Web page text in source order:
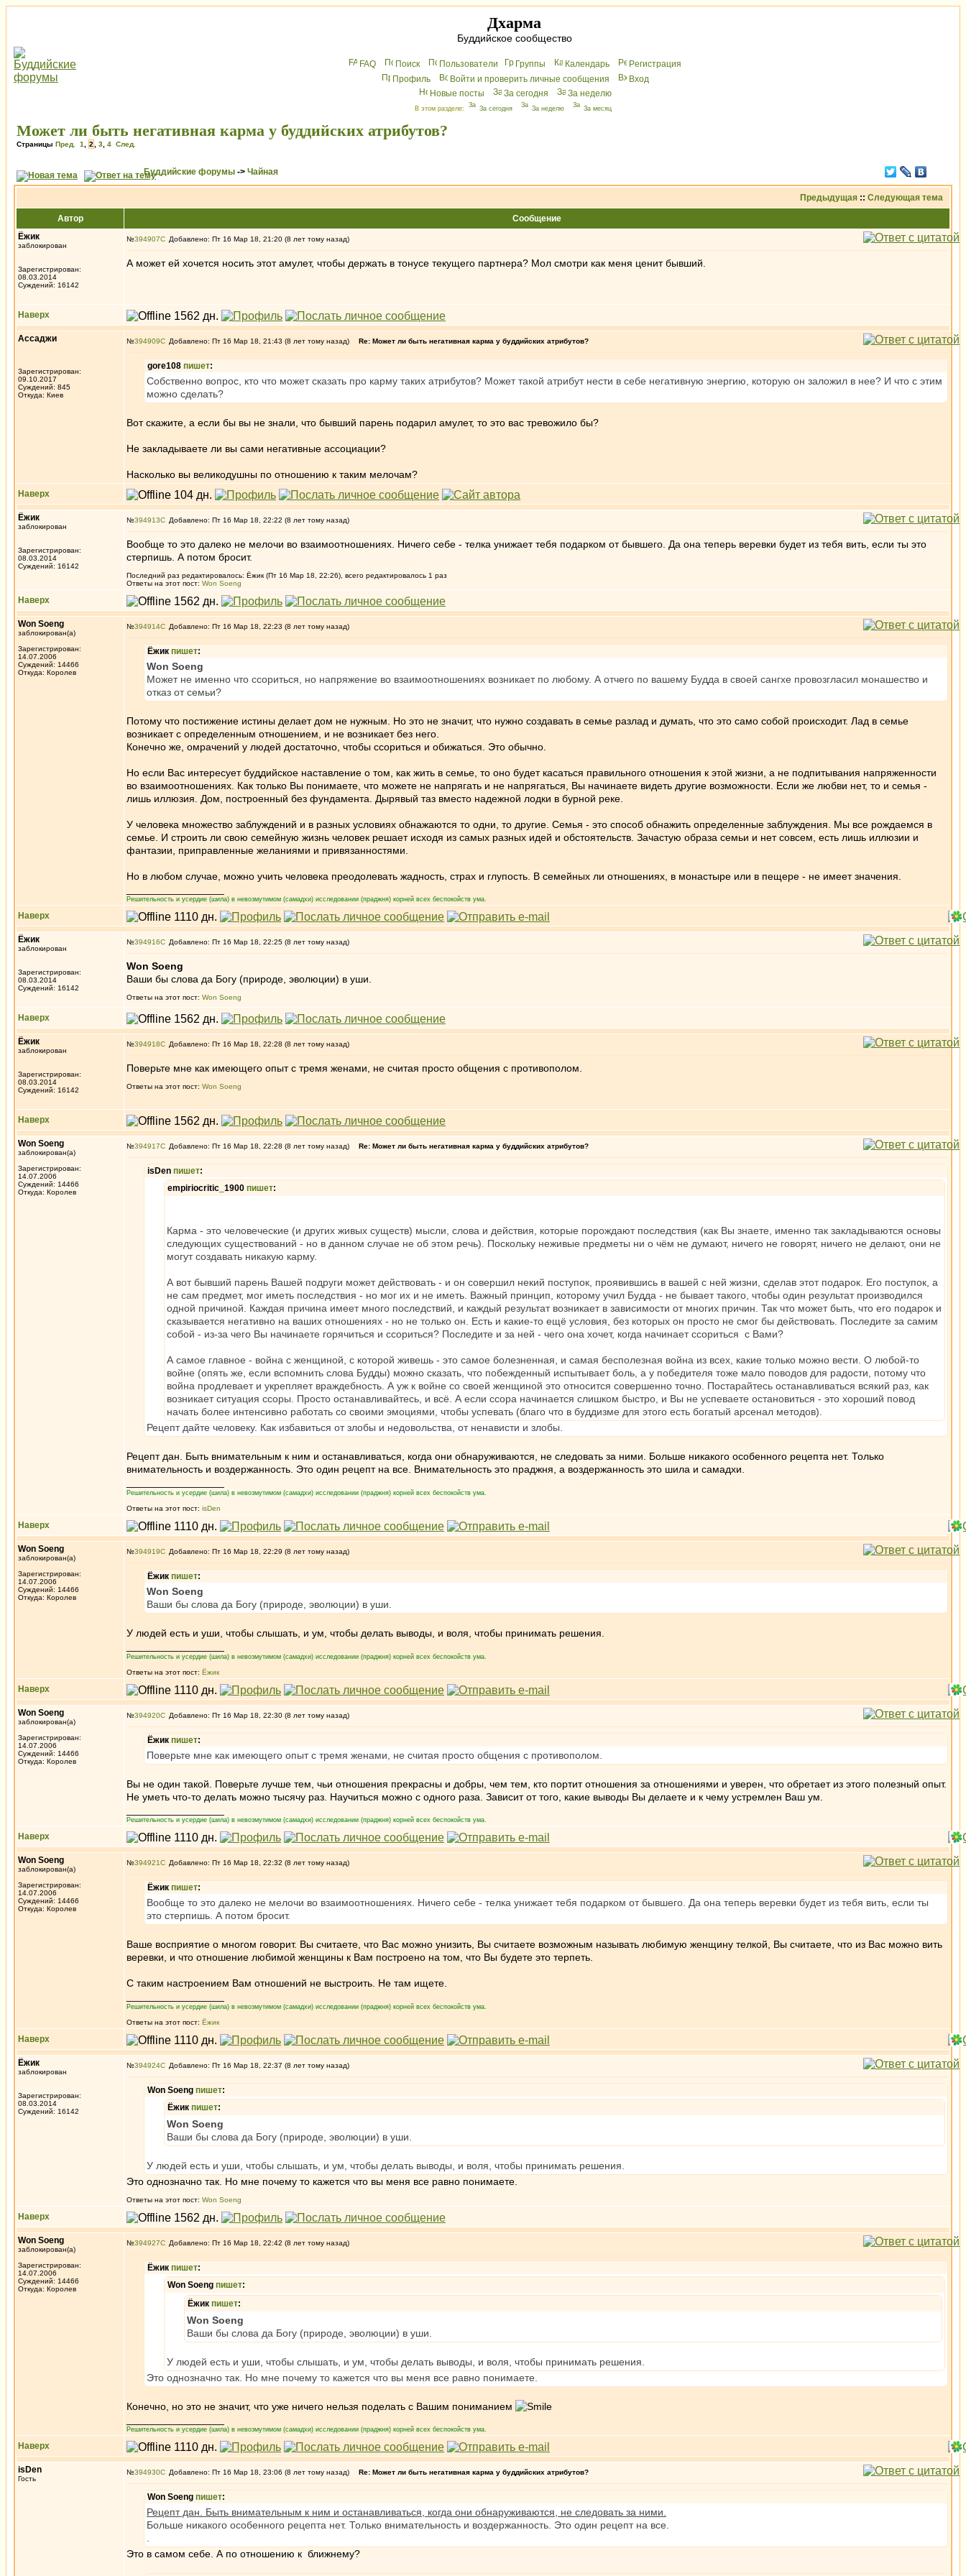
Дхарма
Буддийское сообщество
FAQ Поиск Пользователи Группы Календарь
Peгиcтрaция
Профиль
Войти и проверить личные сообщения
Вхoд
Новые посты
За сегодня За неделю
В этом разделе: За сегодня За неделю За месяц
Может ли быть негативная карма у буддийских атрибутов?
Страницы Пред. 1 2 3 4 След.
Буддийские форумы -> Чайная
Предыдущая :: Следующая тема
Автор
Сообщение
Ёжик
заблокирован
Зарегистрирован:
08.03.2014
Суждений: 16142
№394907 Добавлено: Пт 16 Мар 18, 21:20 (8 лет тому назад)
А может ей хочется носить этот амулет, чтобы держать в тонусе текущего партнера? Мол смотри как меня ценит бывший.
Наверх
Ассаджи
Зарегистрирован:
09.10.2017
Суждений: 845
Откуда: Киев
№394909 Добавлено: Пт 16 Мар 18, 21:43 (8 лет тому назад) Re: Может ли быть негативная карма у буддийских атрибутов?
gore108 пишет:
Собственно вопрос, кто что может сказать про карму таких атрибутов? Может такой атрибут нести в себе негативную энергию, которую он заложил в нее? И что с этим
можно сделать?
Вот скажите, а если бы вы не знали, что бывший парень подарил амулет, то это вас тревожило бы?
Не закладываете ли вы сами негативные ассоциации?
Насколько вы великодушны по отношению к таким мелочам?
Наверх
Ёжик
заблокирован
Зарегистрирован:
08.03.2014
Суждений: 16142
№394913 Добавлено: Пт 16 Мар 18, 22:22 (8 лет тому назад)
Вообще то это далеко не мелочи во взаимоотношениях. Ничего себе - телка унижает тебя подарком от бывшего. Да она теперь веревки будет из тебя вить, если ты это
стерпишь. А потом бросит.
Последний раз редактировалось: Ёжик (Пт 16 Мар 18, 22:26), всего редактировалось 1 раз
Ответы на этот пост: Won Soeng
Наверх
Won Soeng
заблокирован(а)
Зарегистрирован:
14.07.2006
Суждений: 14466
Откуда: Королев
№394914 Добавлено: Пт 16 Мар 18, 22:23 (8 лет тому назад)
Ёжик пишет:
Won Soeng
Может не именно что ссориться, но напряжение во взаимоотношениях возникает по любому. А отчего по вашему Будда в своей сангхе провозгласил монашество и
отказ от семьи?
Потому что постижение истины делает дом не нужным. Но это не значит, что нужно создавать в семье разлад и думать, что это само собой происходит. Лад в семье
возникает с определенным отношением, и не возникает без него.
Конечно же, омрачений у людей достаточно, чтобы ссориться и обижаться. Это обычно.
Но если Вас интересует буддийское наставление о том, как жить в семье, то оно будет касаться правильного отношения к этой жизни, а не подпитывания напряженности
во взаимоотношениях. Как только Вы понимаете, что можете не напрягать и не напрягаться, Вы начинаете видеть другие возможности. Если же любви нет, то и семья -
лишь иллюзия. Дом, построенный без фундамента. Дырявый таз вместо надежной лодки в бурной реке.
У человека множество заблуждений и в разных условиях обнажаются то одни, то другие. Семья - это способ обнажить определенные заблуждения. Мы все рождаемся в
семье. И строить ли свою семейную жизнь человек решает исходя из самых разных идей и обстоятельств. Зачастую образа семьи и нет совсем, есть лишь иллюзии и
фантазии, приправленные желаниями и привязанностями.
Но в любом случае, можно учить человека преодолевать жадность, страх и глупость. В семейных ли отношениях, в монастыре или в пещере - не имеет значения.
Решительность и усердие (шила) в невозмутимом (самадхи) исследовании (праджня) корней всех беспокойств ума.
Наверх
Ёжик
заблокирован
Зарегистрирован:
08.03.2014
Суждений: 16142
№394916 Добавлено: Пт 16 Мар 18, 22:25 (8 лет тому назад)
Won Soeng
Ваши бы слова да Богу (природе, эволюции) в уши.
Ответы на этот пост: Won Soeng
Наверх
Ёжик
заблокирован
Зарегистрирован:
08.03.2014
Суждений: 16142
№394918 Добавлено: Пт 16 Мар 18, 22:28 (8 лет тому назад)
Поверьте мне как имеющего опыт с тремя женами, не считая просто общения с противополом.
Ответы на этот пост: Won Soeng
Наверх
Won Soeng
заблокирован(а)
Зарегистрирован:
14.07.2006
Суждений: 14466
Откуда: Королев
№394917 Добавлено: Пт 16 Мар 18, 22:28 (8 лет тому назад) Re: Может ли быть негативная карма у буддийских атрибутов?
isDen пишет:
empiriocritic_1900 пишет:
Карма - это человеческие (и других живых существ) мысли, слова и действия, которые порождают последствия (как Вы знаете, именно так закладываются основы
следующих существований - но в данном случае не об этом речь). Поскольку неживые предметы ни о чём не думают, ничего не говорят, ничего не делают, они не
могут создавать никакую карму.
А вот бывший парень Вашей подруги может действовать - и он совершил некий поступок, проявившись в вашей с ней жизни, сделав этот подарок. Его поступок, а
не сам предмет, мог иметь последствия - но мог их и не иметь. Важный принцип, которому учил Будда - не бывает такого, чтобы один результат производился
одной причиной. Каждая причина имеет много последствий, и каждый результат возникает в зависимости от многих причин. Так что может быть, что его подарок и
сказывается негативно на ваших отношениях - но не только он. Есть и какие-то ещё условия, без которых он просто не смог бы действовать. Последите за самим
собой - из-за чего Вы начинаете горячиться и ссориться? Последите и за ней - чего она хочет, когда начинает ссориться с Вами?
А самое главное - война с женщиной, с которой живешь - это самое болезненная, и самая бесполезная война из всех, какие только можно вести. О любой-то
войне (опять же, если вспомнить слова Будды) можно сказать, что побежденный испытывает боль, а у победителя тоже мало поводов для радости, потому что
война продлевает и укрепляет враждебность. А уж к войне со своей женщиной это относится совершенно точно. Постарайтесь останавливаться всякий раз, как
возникает ситуация ссоры. Просто останавливайтесь, и всё. А если ссора начинается слишком быстро, и Вы не успеваете остановиться - это хороший повод
начать более интенсивно работать со своими эмоциями, чтобы успевать (благо что в буддизме для этого есть богатый арсенал методов).
Рецепт дайте человеку. Как избавиться от злобы и недовольства, от ненависти и злобы.
Рецепт дан. Быть внимательным к ним и останавливаться, когда они обнаруживаются, не следовать за ними. Больше никакого особенного рецепта нет. Только
внимательность и воздержанность. Это один рецепт на все. Внимательность это праджня, а воздержанность это шила и самадхи.
Решительность и усердие (шила) в невозмутимом (самадхи) исследовании (праджня) корней всех беспокойств ума.
Ответы на этот пост: isDen
Наверх
Won Soeng
заблокирован(а)
Зарегистрирован:
14.07.2006
Суждений: 14466
Откуда: Королев
№394919 Добавлено: Пт 16 Мар 18, 22:29 (8 лет тому назад)
Ёжик пишет:
Won Soeng
Ваши бы слова да Богу (природе, эволюции) в уши.
У людей есть и уши, чтобы слышать, и ум, чтобы делать выводы, и воля, чтобы принимать решения.
Решительность и усердие (шила) в невозмутимом (самадхи) исследовании (праджня) корней всех беспокойств ума.
Ответы на этот пост: Ёжик
Наверх
Won Soeng
заблокирован(а)
Зарегистрирован:
14.07.2006
Суждений: 14466
Откуда: Королев
№394920 Добавлено: Пт 16 Мар 18, 22:30 (8 лет тому назад)
Ёжик пишет:
Поверьте мне как имеющего опыт с тремя женами, не считая просто общения с противополом.
Вы не один такой. Поверьте лучше тем, чьи отношения прекрасны и добры, чем тем, кто портит отношения за отношениями и уверен, что обретает из этого полезный опыт.
Не уметь что-то делать можно тысячу раз. Научиться можно с одного раза. Зависит от того, какие выводы Вы делаете и к чему устремлен Ваш ум.
Решительность и усердие (шила) в невозмутимом (самадхи) исследовании (праджня) корней всех беспокойств ума.
Наверх
Won Soeng
заблокирован(а)
Зарегистрирован:
14.07.2006
Суждений: 14466
Откуда: Королев
№394921 Добавлено: Пт 16 Мар 18, 22:32 (8 лет тому назад)
Ёжик пишет:
Вообще то это далеко не мелочи во взаимоотношениях. Ничего себе - телка унижает тебя подарком от бывшего. Да она теперь веревки будет из тебя вить, если ты
это стерпишь. А потом бросит.
Ваше восприятие о многом говорит. Вы считаете, что Вас можно унизить, Вы считаете возможным называть любимую женщину телкой, Вы считаете, что из Вас можно вить
веревки, и что отношение любимой женщины к Вам построено на том, что Вы будете это терпеть.
С таким настроением Вам отношений не выстроить. Не там ищете.
Решительность и усердие (шила) в невозмутимом (самадхи) исследовании (праджня) корней всех беспокойств ума.
Ответы на этот пост: Ёжик
Наверх
Ёжик
заблокирован
Зарегистрирован:
08.03.2014
Суждений: 16142
№394924 Добавлено: Пт 16 Мар 18, 22:37 (8 лет тому назад)
Won Soeng пишет:
Ёжик пишет:
Won Soeng
Ваши бы слова да Богу (природе, эволюции) в уши.
У людей есть и уши, чтобы слышать, и ум, чтобы делать выводы, и воля, чтобы принимать решения.
Это однозначно так. Но мне почему то кажется что вы меня все равно понимаете.
Ответы на этот пост: Won Soeng
Наверх
Won Soeng
заблокирован(а)
Зарегистрирован:
14.07.2006
Суждений: 14466
Откуда: Королев
№394927 Добавлено: Пт 16 Мар 18, 22:42 (8 лет тому назад)
Ёжик пишет:
Won Soeng пишет:
Ёжик пишет:
Won Soeng
Ваши бы слова да Богу (природе, эволюции) в уши.
У людей есть и уши, чтобы слышать, и ум, чтобы делать выводы, и воля, чтобы принимать решения.
Это однозначно так. Но мне почему то кажется что вы меня все равно понимаете.
Конечно, но это не значит, что уже ничего нельзя поделать с Вашим пониманием
Решительность и усердие (шила) в невозмутимом (самадхи) исследовании (праджня) корней всех беспокойств ума.
Наверх
isDen
Гость
№394930 Добавлено: Пт 16 Мар 18, 23:06 (8 лет тому назад) Re: Может ли быть негативная карма у буддийских атрибутов?
Won Soeng пишет:
Рецепт дан. Быть внимательным к ним и останавливаться, когда они обнаруживаются, не следовать за ними.
Больше никакого особенного рецепта нет. Только внимательность и воздержанность. Это один рецепт на все.
Это в самом себе. А по отношению к ближнему?